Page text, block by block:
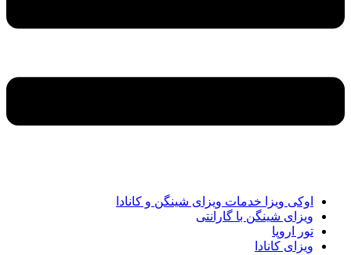
اوکی ویزا خدمات ویزای شینگن و کانادا
ویزای شینگن با گارانتی
تور اروپا
ویزای کانادا